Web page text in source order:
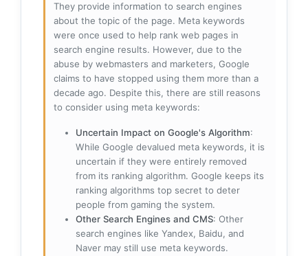
They provide information to search engines
about the topic of the page. Meta keywords
were once used to help rank web pages in
search engine results. However, due to the
abuse by webmasters and marketers, Google
claims to have stopped using them more than a
decade ago. Despite this, there are still reasons
to consider using meta keywords:
Uncertain Impact on Google's Algorithm:
While Google devalued meta keywords, it is
uncertain if they were entirely removed
from its ranking algorithm. Google keeps its
ranking algorithms top secret to deter
people from gaming the system.
Other Search Engines and CMS: Other
search engines like Yandex, Baidu, and
Naver may still use meta keywords.